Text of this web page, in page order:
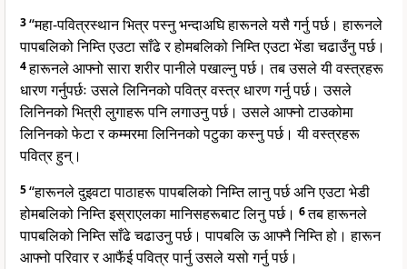
3“महा-पवित्रस्थान भित्र पस्नु भन्दाअघि हारूनले यसै गर्नु पर्छ। हारूनले
पापबलिको निम्ति एउटा साँढे र होमबलिको निम्ति एउटा भेंडा चढाउँनु पर्छ।
4हारूनले आफ्नो सारा शरीर पानीले पखाल्नु पर्छ। तब उसले यी वस्त्रहरू
धारण गर्नुपर्छः उसले लिनिनको पवित्र वस्त्र धारण गर्नु पर्छ। उसले
लिनिनको भित्री लुगाहरू पनि लगाउनु पर्छ। उसले आफ्नो टाउकोमा
लिनिनको फेटा र कम्मरमा लिनिनको पटुका कस्नु पर्छ। यी वस्त्रहरू
पवित्र हुन्।
5“हारूनले दुइवटा पाठाहरू पापबलिको निम्ति लानु पर्छ अनि एउटा भेडी
होमबलिको निम्ति इस्राएलका मानिसहरूबाट लिनु पर्छ। 6तब हारूनले
पापबलिको निम्ति साँढे चढाउनु पर्छ। पापबलि ऊ आफ्नै निम्ति हो। हारून
आफ्नो परिवार र आफैंई पवित्र पार्नु उसले यसो गर्नु पर्छ।